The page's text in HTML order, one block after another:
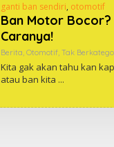
ganti ban sendiri, otomotif
Ban Motor Bocor?
Caranya!
Berita, Otomotif, Tak
Kita gak akan tahu kan
atau ban kita